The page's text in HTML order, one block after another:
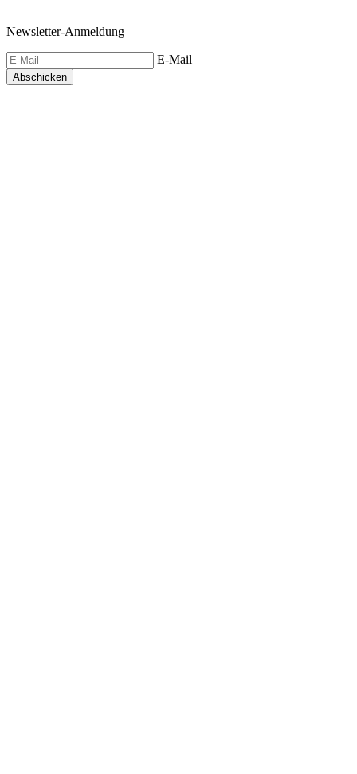
Newsletter-Anmeldung
E-Mail
Abschicken